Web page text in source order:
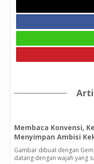
Membaca Konvensi,
Menyimpan Ambisi
Gambar dibuat dengan
datang dengan wajah yang